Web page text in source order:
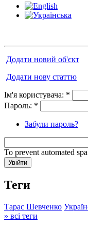
Додати новий об'єкт
Додати нову статтю
Ім'я користувача: *
Пароль: *
Забули пароль?
To prevent automated
Теги
Тарас Шевченко
» всі теги